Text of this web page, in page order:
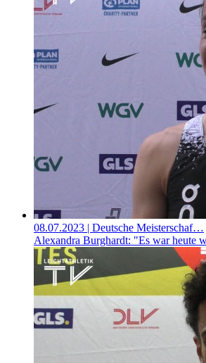
08.07.2023 | Deutsche Meisterschaf…
Alexandra Burghardt: "Es war heute